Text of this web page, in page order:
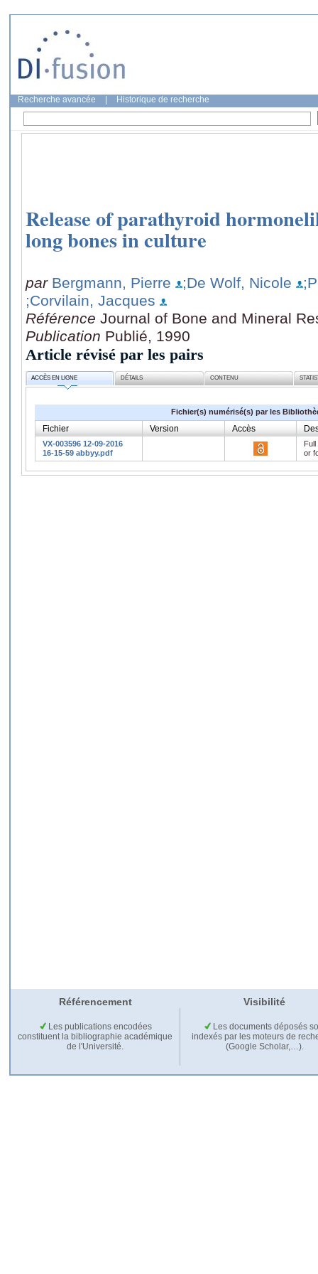
Recherche avancée Historique de recherche
Release of parathyroid
long bones in culture
par Bergmann, Pierre ;De Wolf, Nicole
;Corvilain, Jacques
Référence Journal of Bone and Mineral
Publication Publié, 1990
Article révisé par les pairs
ACCÈS EN LIGNE DÉTAILS CONTENU
Fichier(s) numérisé(s) par les
Fichier Version Accès
VX-003596 12-09-2016
16-15-59 abbyy.pdf
or
Référencement Visibilité
Les publications encodées
constituent la bibliographie académique
de l'Université.
Les documents déposés
indexés par les moteurs de
(Google Scholar,…).